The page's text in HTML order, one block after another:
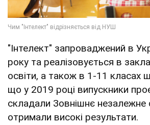
"Інтелект" запроваджений в
року та реалізовується в
освіти, а також в 1-11 класах
що у 2019 році випускники
складали Зовнішнє незалежне
отримали високі результати.